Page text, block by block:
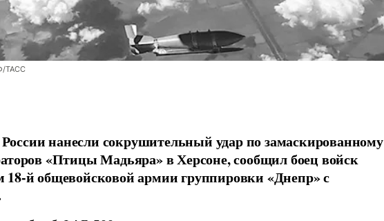
ТАСС
нанесли сокрушительный удар по замаскированному
«Птицы Мадьяра» в Херсоне, сообщил боец войск
18-й общевойсковой армии группировки «Днепр» с